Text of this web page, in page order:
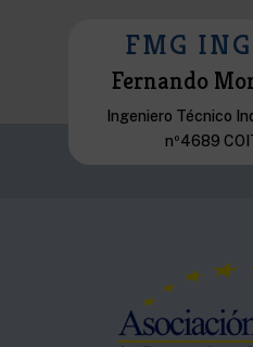
FMG
Fernando
Ingeniero Técnico
nº4689